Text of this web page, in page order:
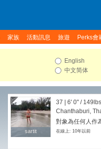
家族 活動訊息 旅遊 Perks會
English
中文简体
sartit
sartit
37 | 6' 0" / 149lbs
Chanthaburi,
對象為任何人作
在線上: 10年以前